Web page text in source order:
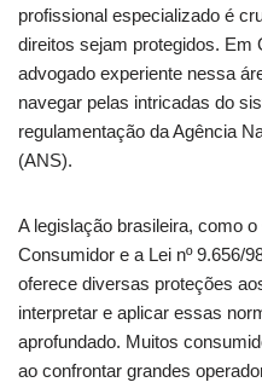
profissional especializado é
direitos sejam protegidos. Em
advogado experiente nessa
navegar pelas intricadas do
regulamentação da Agência
(ANS).
A legislação brasileira, como
Consumidor e a Lei nº 9.656/
oferece diversas proteções
interpretar e aplicar essas
aprofundado. Muitos
ao confrontar grandes